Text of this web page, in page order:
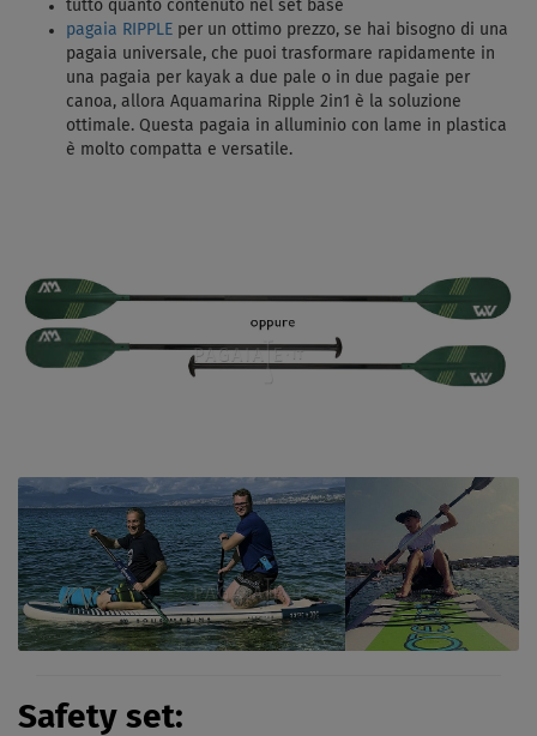
tutto quanto contenuto nel set base
pagaia RIPPLE per un ottimo prezzo, se hai bisogno di una
pagaia universale, che puoi trasformare rapidamente in
una pagaia per kayak a due pale o in due pagaie per
canoa, allora Aquamarina Ripple 2in1 è la soluzione
ottimale. Questa pagaia in alluminio con lame in plastica
è molto compatta e versatile.
Safety set: